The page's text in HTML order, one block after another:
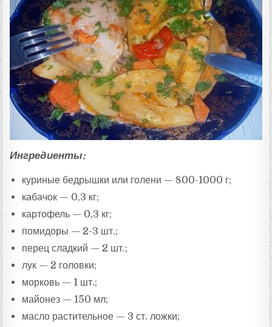
Ингредиенты:
куриные бедрышки или голени — 800-1000 г;
кабачок — 0,3 кг;
картофель — 0,3 кг;
помидоры — 2-3 шт.;
перец сладкий — 2 шт.;
лук — 2 головки;
морковь — 1 шт.;
майонез — 150 мл;
масло растительное — 3 ст. ложки;